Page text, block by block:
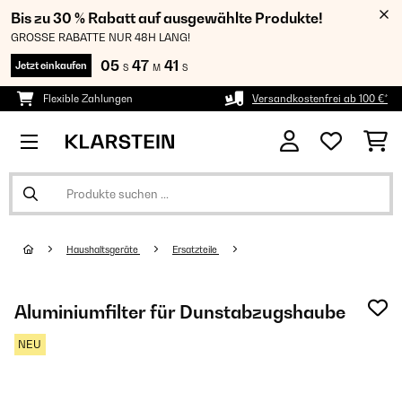
Bis zu 30 % Rabatt auf ausgewählte Produkte!
GROSSE RABATTE NUR 48H LANG!
Jetzt einkaufen 05 S 47 M 39 S
Flexible Zahlungen Versandkostenfrei ab 100 €*
Haushaltsgeräte Ersatzteile
Aluminiumfilter für Dunstabzugshaube
NEU